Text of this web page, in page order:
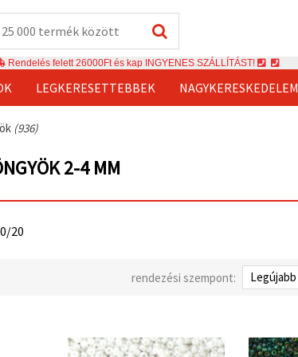
Rendelés felett 26000Ft és kap INGYENES SZÁLLÍTÁST!
LEGKERESETTEBBEK NAGYKERESKEDELEM
(936)
2-4 MM
20
rendezési szempont: